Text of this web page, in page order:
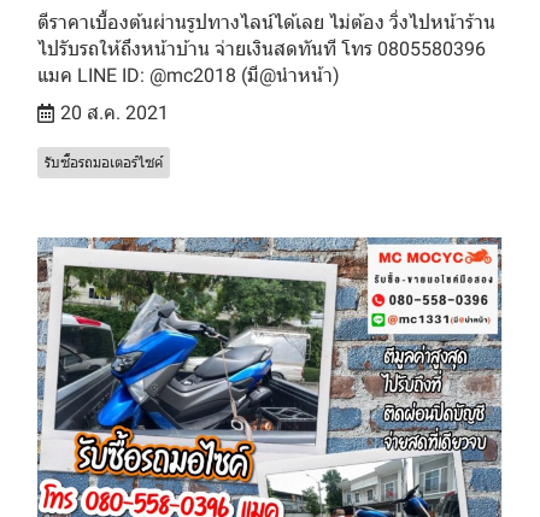
ตีราคาเบื้องต้นผ่านรูปทางไลน์ได้เลย ไม่ต้อง วิ่งไปหน้าร้าน
ไปรับรถให้ถึงหน้าบ้าน จ่ายเงินสดทันที โทร 0805580396
แมค LINE ID: @mc2018 (มี@นำหน้า)
20 ส.ค. 2021
รับซื้อรถมอเตอร์ไซค์